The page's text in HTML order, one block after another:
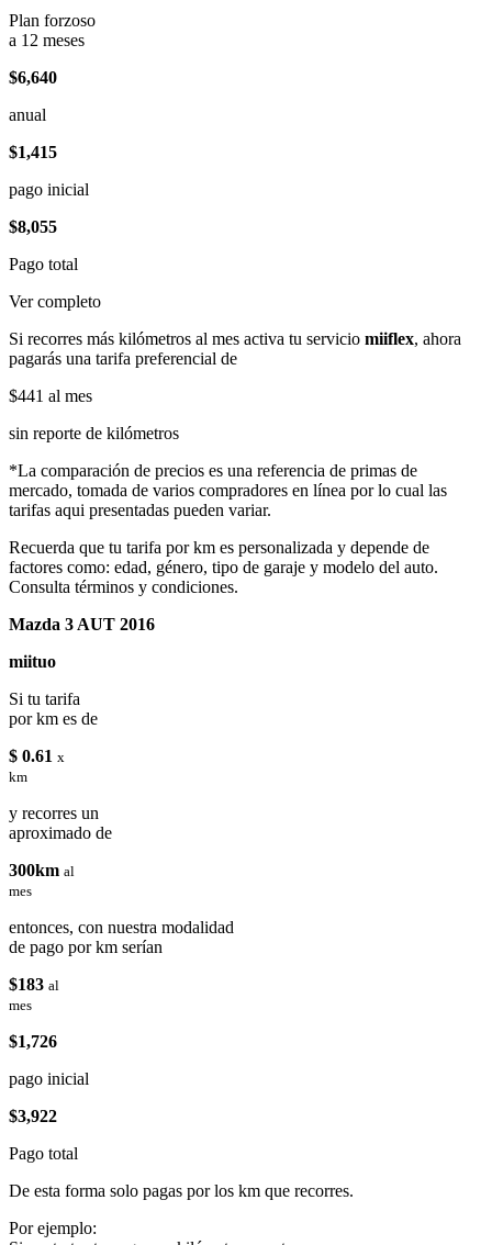
Plan forzoso
a 12 meses
$6,640
anual
$1,415
pago inicial
$8,055
Pago total
Ver completo
Si recorres más kilómetros al mes activa tu servicio miiflex, ahora
pagarás una tarifa preferencial de
$441 al mes
sin reporte de kilómetros
*La comparación de precios es una referencia de primas de
mercado, tomada de varios compradores en línea por lo cual las
tarifas aqui presentadas pueden variar.
Recuerda que tu tarifa por km es personalizada y depende de
factores como: edad, género, tipo de garaje y modelo del auto.
Consulta términos y condiciones.
Mazda 3 AUT 2016
miituo
Si tu tarifa
por km es de
$ 0.61 x
km
y recorres un
aproximado de
300km al
mes
entonces, con nuestra modalidad
de pago por km serían
$183 al
mes
$1,726
pago inicial
$3,922
Pago total
De esta forma solo pagas por los km que recorres.
Por ejemplo: